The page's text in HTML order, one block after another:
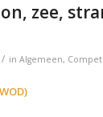
zee,
/ in Algemeen,